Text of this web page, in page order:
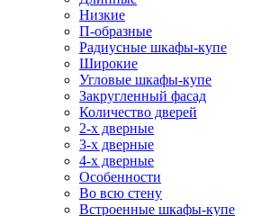
Низкие
П-образные
Радиусные шкафы-купе
Широкие
Угловые шкафы-купе
Закругленный фасад
Количество дверей
2-х дверные
3-х дверные
4-х дверные
Особенности
Во всю стену
Встроенные шкафы-купе